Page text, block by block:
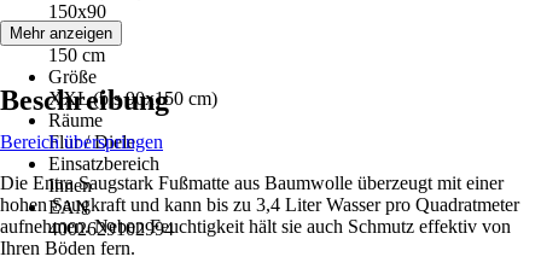
150x90
Höhe
150 cm
Größe
XXL (bis 90x150 cm)
Räume
Flur / Diele
Einsatzbereich
Innen
EAN
4002629102994
Mehr anzeigen
Beschreibung
Bereich überspringen
Die Entra Saugstark Fußmatte aus Baumwolle überzeugt mit einer
hohen Saugkraft und kann bis zu 3,4 Liter Wasser pro Quadratmeter
aufnehmen. Neben Feuchtigkeit hält sie auch Schmutz effektiv von
Ihren Böden fern.